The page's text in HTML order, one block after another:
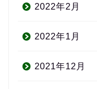
2022年2月
2022年1月
2021年12月